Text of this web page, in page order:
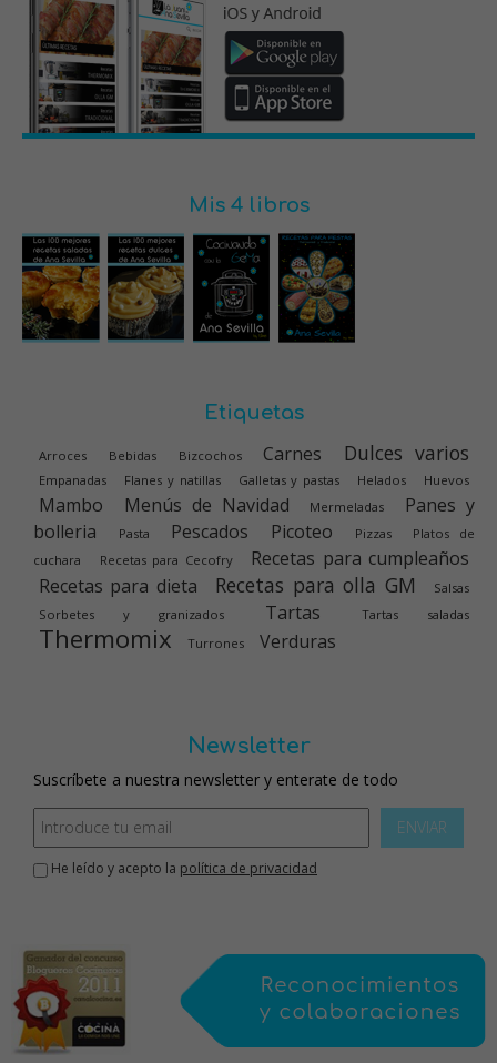
Mis 4 libros
Etiquetas
Arroces Bebidas Bizcochos Carnes Dulces varios
Empanadas Flanes y natillas Galletas y pastas Helados Huevos
Mambo Menús de Navidad Mermeladas
Panes y
bolleria
Pasta Pescados Picoteo Pizzas
Platos de
cuchara
Recetas para Cecofry
Recetas para cumpleaños
Recetas para dieta
Recetas para olla GM
Salsas
Sorbetes y granizados
Tartas Tartas saladas
Thermomix Turrones Verduras
Newsletter
Suscríbete a nuestra newsletter y enterate de todo
ENVIAR
He leído y acepto la política de privacidad